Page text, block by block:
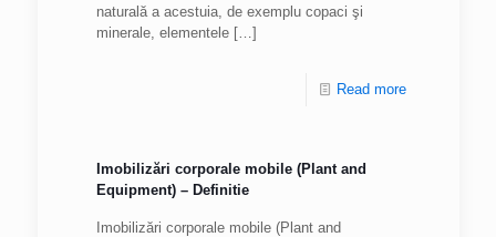
naturală a acestuia, de exemplu copaci şi
minerale, elementele[…]
Read more
Imobilizări corporale mobile (Plant and
Equipment) – Definitie
Imobilizări corporale mobile (Plant and